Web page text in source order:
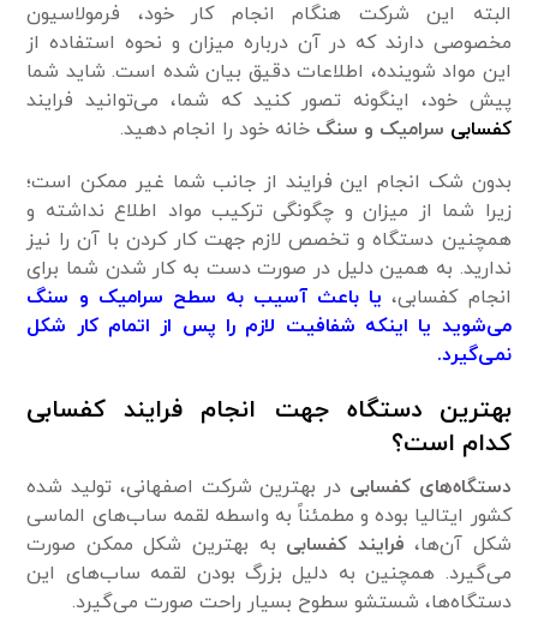
البته این شرکت هنگام انجام کار خود، فرمولاسیون
مخصوصی دارند که در آن درباره میزان و نحوه استفاده از
این مواد شوینده، اطلاعات دقیق بیان شده است. شاید شما
پیش خود، اینگونه تصور کنید که شما، می‌توانید فرایند
کفسابی سرامیک و سنگ خانه خود را انجام دهید.
بدون شک انجام این فرایند از جانب شما غیر ممکن است؛
زیرا شما از میزان و چگونگی ترکیب مواد اطلاع نداشته و
همچنین دستگاه و تخصص لازم جهت کار کردن با آن را نیز
ندارید. به همین دلیل در صورت دست به کار شدن شما برای
انجام کفسابی،یا باعث آسیب به سطح سرامیک و سنگ
می‌شوید یا اینکه شفافیت لازم را پس از اتمام کار شکل
نمی‌گیرد.
بهترین دستگاه جهت انجام فرایند کفسابی
کدام است؟
دستگاه‌های کفسابی در بهترین شرکت اصفهانی، تولید شده
کشور ایتالیا بوده و مطمئناً به واسطه لقمه ساب‌های الماسی
شکل آن‌ها، فرایند کفسابی به بهترین شکل ممکن صورت
می‌گیرد. همچنین به دلیل بزرگ بودن لقمه ساب‌های این
دستگاه‌ها، شستشو سطوح بسیار راحت صورت می‌گیرد.